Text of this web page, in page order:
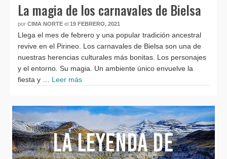
La magia de los carnavales de Bielsa
por CIMA NORTE el 19 FEBRERO, 2021
Llega el mes de febrero y una popular tradición ancestral
revive en el Pirineo. Los carnavales de Bielsa son una de
nuestras herencias culturales más bonitas. Los personajes
y el entorno. Su magia. Un ambiente único envuelve la
fiesta y … Leer más